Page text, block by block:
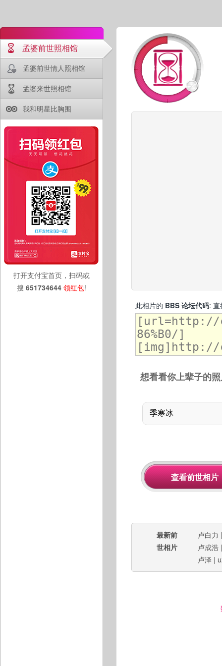
孟婆前世照相馆
孟婆前世情人照相馆
孟婆来世照相馆
我和明星比胸围
打开支付宝首页，扫码或
搜 651734644 领红包!
此相片的 BBS 论坛代码: 直
想看看你上辈子的
最新前
世相片
卢白力
卢成浩
卢泽 |